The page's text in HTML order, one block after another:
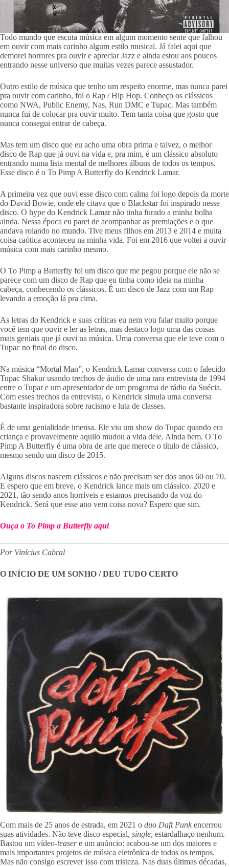
Todo mundo que escuta música em algum momento sente que falhou
em ouvir com mais carinho algum estilo musical. Já falei aqui que
demorei horrores pra ouvir e apreciar Jazz e ainda estou aos poucos
entrando nesse universo que muitas vezes parece assustador.
Outro estilo de música que tenho um respeito enorme, mas nunca parei
pra ouvir com carinho, foi o Rap / Hip Hop. Conheço os clássicos
como NWA, Public Enemy, Nas, Run DMC e Tupac. Mas também
nunca fui de colocar pra ouvir muito. Tem tanta coisa que gosto que
nunca consegui entrar de cabeça.
Mas tem um disco que eu acho uma obra prima e talvez, o melhor
disco de Rap que já ouvi na vida e, pra mim, é um clássico absoluto
entrando numa lista mental de melhores álbuns de todos os tempos.
Esse disco é o To Pimp A Butterfly do Kendrick Lamar.
A primeira vez que ouvi esse disco com calma foi logo depois da morte
do David Bowie, onde ele citava que o Blackstar foi inspirado nesse
disco. O hype do Kendrick Lamar não tinha furado a minha bolha
ainda. Nessa época eu parei de acompanhar as premiações e o que
andava rolando no mundo. Tive meus filhos em 2013 e 2014 e muita
coisa caótica aconteceu na minha vida. Foi em 2016 que voltei a ouvir
música com mais carinho mesmo.
O To Pimp a Butterfly foi um disco que me pegou porque ele não se
parece com um disco de Rap que eu tinha como ideia na minha
cabeça, conhecendo os clássicos. É um disco de Jazz com um Rap
levando a emoção lá pra cima.
As letras do Kendrick e suas críticas eu nem vou falar muito porque
você tem que ouvir e ler as letras, mas destaco logo uma das coisas
mais geniais que já ouvi na música. Uma conversa que ele teve com o
Tupac no final do disco.
Na música “Mortal Man”, o Kendrick Lamar conversa com o falecido
Tupac Shakur usando trechos de áudio de uma rara entrevista de 1994
entre o Tupar e um apresentador de um programa de rádio da Suécia.
Com esses trechos da entrevista, o Kendrick simula uma conversa
bastante inspiradora sobre racismo e luta de classes.
É de uma genialidade imensa. Ele viu um show do Tupac quando era
criança e provavelmente aquilo mudou a vida dele. Ainda bem. O To
Pimp A Butterfly é uma obra de arte que merece o título de clássico,
mesmo sendo um disco de 2015.
Alguns discos nascem clássicos e não precisam ser dos anos 60 ou 70.
E espero que em breve, o Kendrick lance mais um clássico. 2020 e
2021, tão sendo anos horríveis e estamos precisando da voz do
Kendrick. Será que esse ano vem coisa nova? Espero que sim.
Ouça o To Pimp a Butterfly aqui
Por Vinícius Cabral
O INÍCIO DE UM SONHO / DEU TUDO CERTO
Com mais de 25 anos de estrada, em 2021 o duo Daft Punk encerrou
suas atividades. Não teve disco especial, single, estardalhaço nenhum.
Bastou um vídeo-teasere um anúncio: acabou-se um dos maiores e
mais importantes projetos de música eletrônica de todos os tempos.
Mas não consigo escrever isso com tristeza. Nas duas últimas décadas,